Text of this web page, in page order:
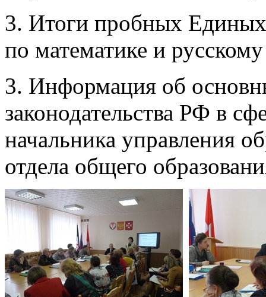
3. Итоги пробных
по математике и
3. Информация об
законодательства РФ в
начальника управления
отдела общего